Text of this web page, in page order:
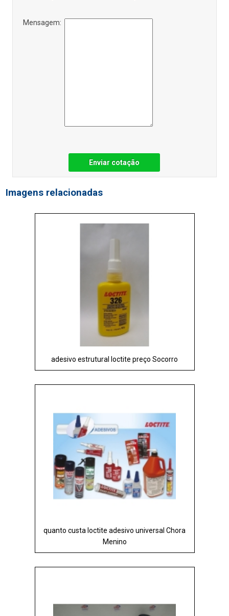
Mensagem:
Enviar cotação
Imagens relacionadas
adesivo estrutural loctite preço Socorro
quanto custa loctite adesivo universal Chora
Menino